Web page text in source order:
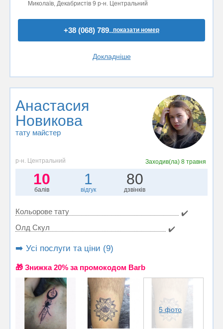
Миколаїв, Декабристів 9 р-н. Центральний
+38 (068) 789..показати номер
Докладніше
Анастасия
Новикова
тату майстер
р-н. Центральний Заходив(ла) 8 травня
10
балів
1
відгук
80
дзвінків
Кольорове тату
✔️
Олд Скул
✔️
➡️ Усі послуги та ціни (9)
🎁 Знижка 20% за промокодом Barb
5 фото